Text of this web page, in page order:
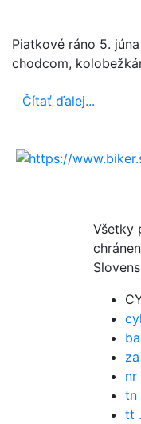
Piatkové ráno 5.
chodcom,
Čítať ďalej...
Všetky
nr
tn
tt